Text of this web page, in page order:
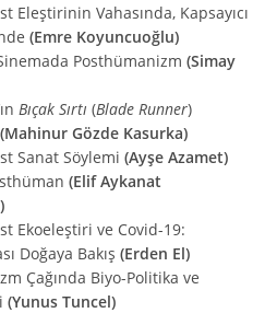
Eleştirinin Vahasında, Kapsayıcı
(Emre Koyuncuoğlu)
Posthümanizm (Simay
Bıçak Sırtı (Blade Runner)
(Mahinur Gözde Kasurka)
Sanat Söylemi (Ayşe Azamet)
(Elif Aykanat
Ekoeleştiri ve Covid-19:
Doğaya Bakış(Erden El)
Çağında Biyo-Politika ve
(Yunus Tuncel)